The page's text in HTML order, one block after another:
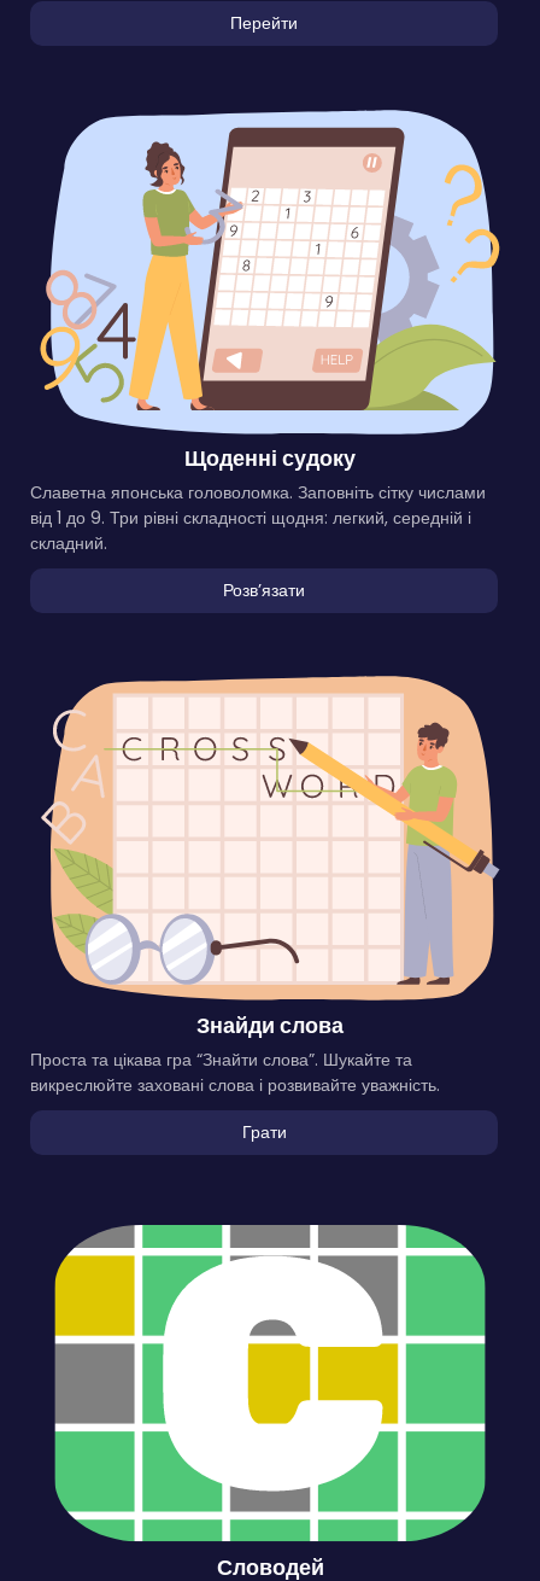
Перейти
Щоденні судоку
Славетна японська головоломка. Заповніть сітку числами
від 1 до 9. Три рівні складності щодня: легкий, середній і
складний.
Розвʼязати
Знайди слова
Проста та цікава гра “Знайти слова”. Шукайте та
викреслюйте заховані слова і розвивайте уважність.
Грати
Словодей